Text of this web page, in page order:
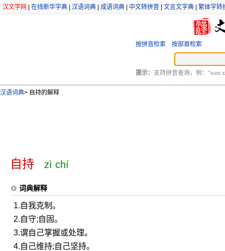
汉文学网 在线新华字典 汉语词典 成语词典 中文转拼音 文言文字典 繁体字转
按拼音检索 按部首检索
提示： 支持拼音查询，例：“wen
汉语词典> 自持的解释
自持 zì chí
词典解释
1.自我克制。
2.自守;自固。
3.谓自己掌握或处理。
4.自己维持;自己坚持。